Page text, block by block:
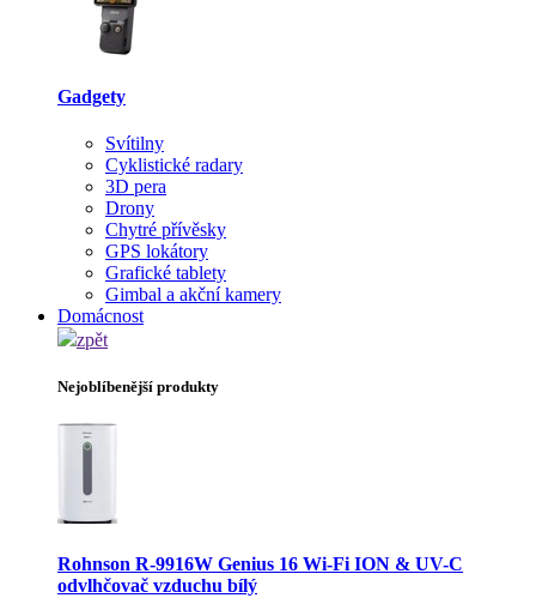
Gadgety
Svítilny
Cyklistické radary
3D pera
Drony
Chytré přívěsky
GPS lokátory
Grafické tablety
Gimbal a akční kamery
Domácnost
zpět
Nejoblíbenější produkty
Rohnson R-9916W Genius 16 Wi-Fi ION & UV-C
odvlhčovač vzduchu bílý